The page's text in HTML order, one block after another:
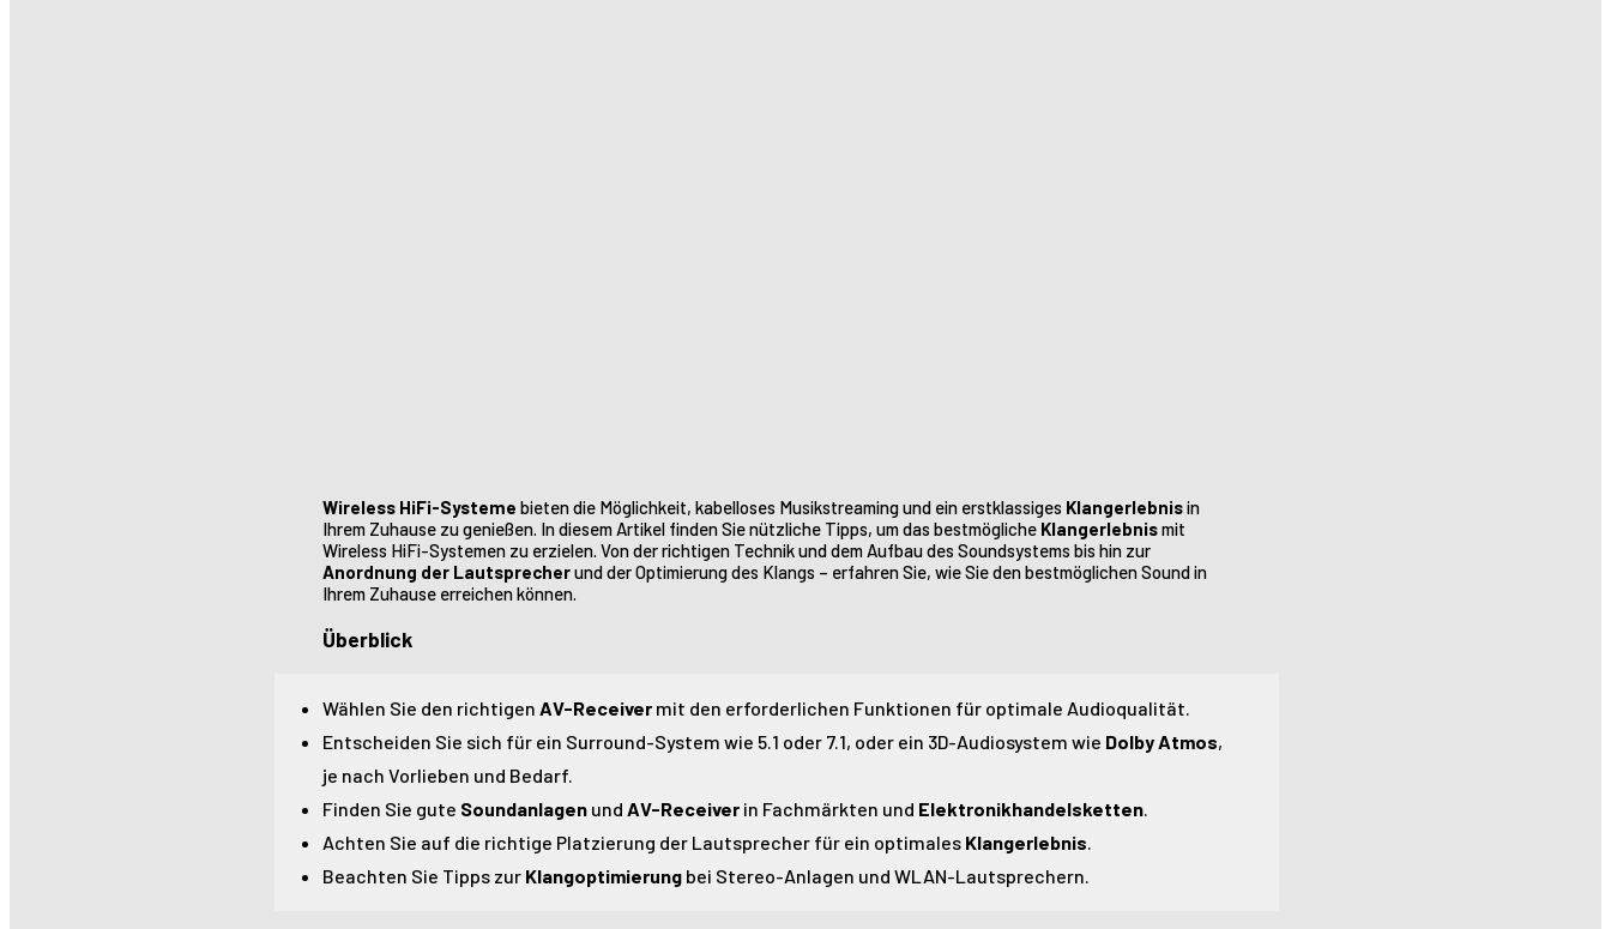
Wireless HiFi-Systeme bieten die Möglichkeit, kabelloses Musikstreaming und ein erstklassiges Klangerlebnisin
Ihrem Zuhause zu genießen. In diesem Artikel finden Sie nützliche Tipps, um das bestmögliche Klangerlebnismit
Wireless HiFi-Systemen zu erzielen. Von der richtigen Technik und dem Aufbau des Soundsystems bis hin zur
Anordnung der Lautsprecherund der Optimierung des Klangs – erfahren Sie, wie Sie den bestmöglichen Sound in
Ihrem Zuhause erreichen können.
Überblick
Wählen Sie den richtigen AV-Receiver mit den erforderlichen Funktionen für optimale Audioqualität.
Entscheiden Sie sich für ein Surround-System wie 5.1 oder 7.1, oder ein 3D-Audiosystem wie Dolby Atmos,
je nach Vorlieben und Bedarf.
Finden Sie gute Soundanlagen und AV-Receiver in Fachmärkten und Elektronikhandelsketten
Achten Sie auf die richtige Platzierung der Lautsprecher für ein optimales Klangerlebnis
Beachten Sie Tipps zur Klangoptimierung bei Stereo-Anlagen und WLAN-Lautsprechern.